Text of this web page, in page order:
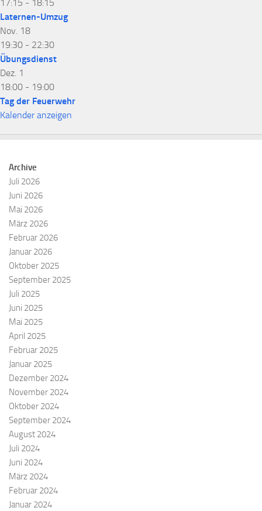
17:15 - 18:15
Laternen-Umzug
Nov. 18
19:30 - 22:30
Übungsdienst
Dez. 1
18:00 - 19:00
Tag der Feuerwehr
Kalender anzeigen
Archive
Juli 2026
Juni 2026
Mai 2026
März 2026
Februar 2026
Januar 2026
Oktober 2025
September 2025
Juli 2025
Juni 2025
Mai 2025
April 2025
Februar 2025
Januar 2025
Dezember 2024
November 2024
Oktober 2024
September 2024
August 2024
Juli 2024
Juni 2024
März 2024
Februar 2024
Januar 2024